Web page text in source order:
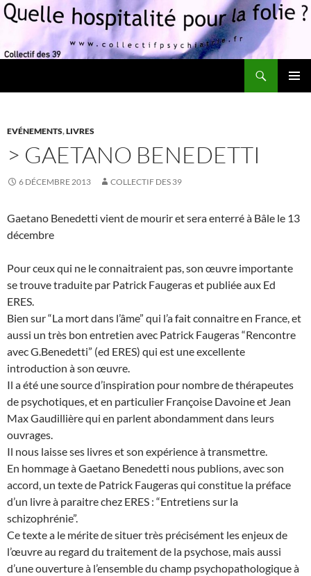
EVÉNEMENTS,LIVRES
> GAETANO BENEDETTI
6 DÉCEMBRE 2013 COLLECTIF DES 39
Gaetano Benedetti vient de mourir et sera enterré à Bâle le 13
décembre
Pour ceux qui ne le connaitraient pas, son œuvre importante
se trouve traduite par Patrick Faugeras et publiée aux Ed
ERES.
Bien sur “La mort dans l’âme” qui l’a fait connaitre en France, et
aussi un très bon entretien avec Patrick Faugeras “Rencontre
avec G.Benedetti” (ed ERES) qui est une excellente
introduction à son œuvre.
Il a été une source d’inspiration pour nombre de thérapeutes
de psychotiques, et en particulier Françoise Davoine et Jean
Max Gaudillière qui en parlent abondamment dans leurs
ouvrages.
Il nous laisse ses livres et son expérience à transmettre.
En hommage à Gaetano Benedetti nous publions, avec son
accord, un texte de Patrick Faugeras qui constitue la préface
d’un livre à paraitre chez ERES : “Entretiens sur la
schizophrénie”.
Ce texte a le mérite de situer très précisément les enjeux de
l’œuvre au regard du traitement de la psychose, mais aussi
d’une ouverture à l’ensemble du champ psychopathologique à